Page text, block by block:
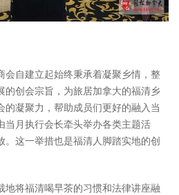
会自建立起始终秉承着凝聚乡情，整
的创会宗旨，为旅居加拿大的福清乡
的凝聚力，帮助成员们更好的融入当
当月执行会长牵头举办各类主题活
。这一举措也是福清人脚踏实地的创
地将福清喝早茶的习惯和法律讲座融